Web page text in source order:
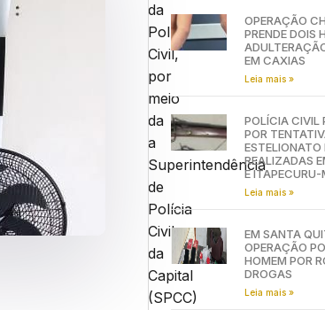
da
Polícia
Civil,
por
meio
da
a
Superintendência
de
Polícia
Civil
da
Capital
(SPCC)
OPERAÇÃO
PRENDE DOIS
EM CAXIAS
Leia mais »
POLÍCIA CIVIL
POR
ESTELIONATO
REALIZADAS
E ITAPECURU-
Leia mais »
EM SANTA
OPERAÇÃO
HOMEM POR
DROGAS
Leia mais »